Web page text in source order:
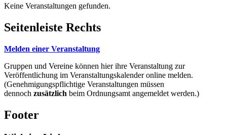
Keine Veranstaltungen gefunden.
Seitenleiste Rechts
Melden einer Veranstaltung
Gruppen und Vereine können hier ihre Veranstaltung zur
Veröffentlichung im Veranstaltungskalender online melden.
(Genehmigungspflichtige Veranstaltungen müssen
dennoch zusätzlich beim Ordnungsamt angemeldet werden.)
Footer